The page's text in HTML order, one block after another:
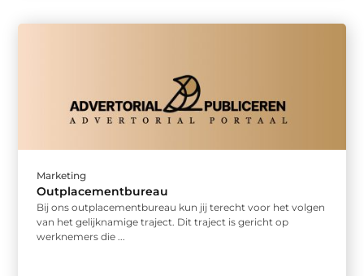
Marketing
Outplacementbureau
Bij ons outplacementbureau kun jij terecht voor het volgen
van het gelijknamige traject. Dit traject is gericht op
werknemers die ...